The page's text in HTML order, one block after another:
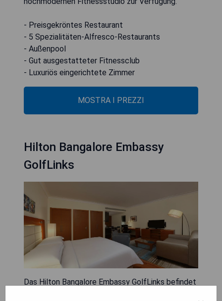
- Preisgekröntes Restaurant
- 5 Spezialitäten-Alfresco-Restaurants
- Außenpool
- Gut ausgestatteter Fitnessclub
- Luxuriös eingerichtete Zimmer
MOSTRA I PREZZI
Hilton Bangalore Embassy
GolfLinks
Das Hilton Bangalore Embassy GolfLinks befindet